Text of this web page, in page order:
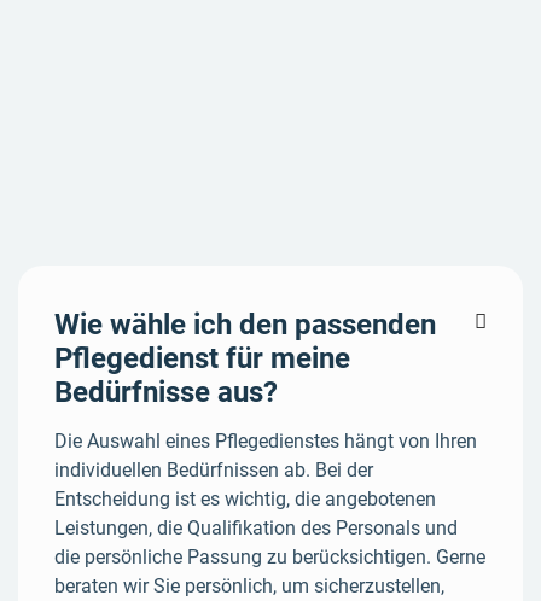
Wie wähle ich den passenden
Pflegedienst für meine
Bedürfnisse aus?

Die Auswahl eines Pflegedienstes hängt von Ihren
individuellen Bedürfnissen ab. Bei der
Entscheidung ist es wichtig, die angebotenen
Leistungen, die Qualifikation des Personals und
die persönliche Passung zu berücksichtigen. Gerne
beraten wir Sie persönlich, um sicherzustellen,